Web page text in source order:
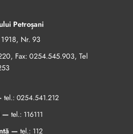
Petroșani
1918, Nr. 93
, Fax: 0254.545.903, Tel
tel.: 0254.541.212
— tel.: 116111
— tel.: 112